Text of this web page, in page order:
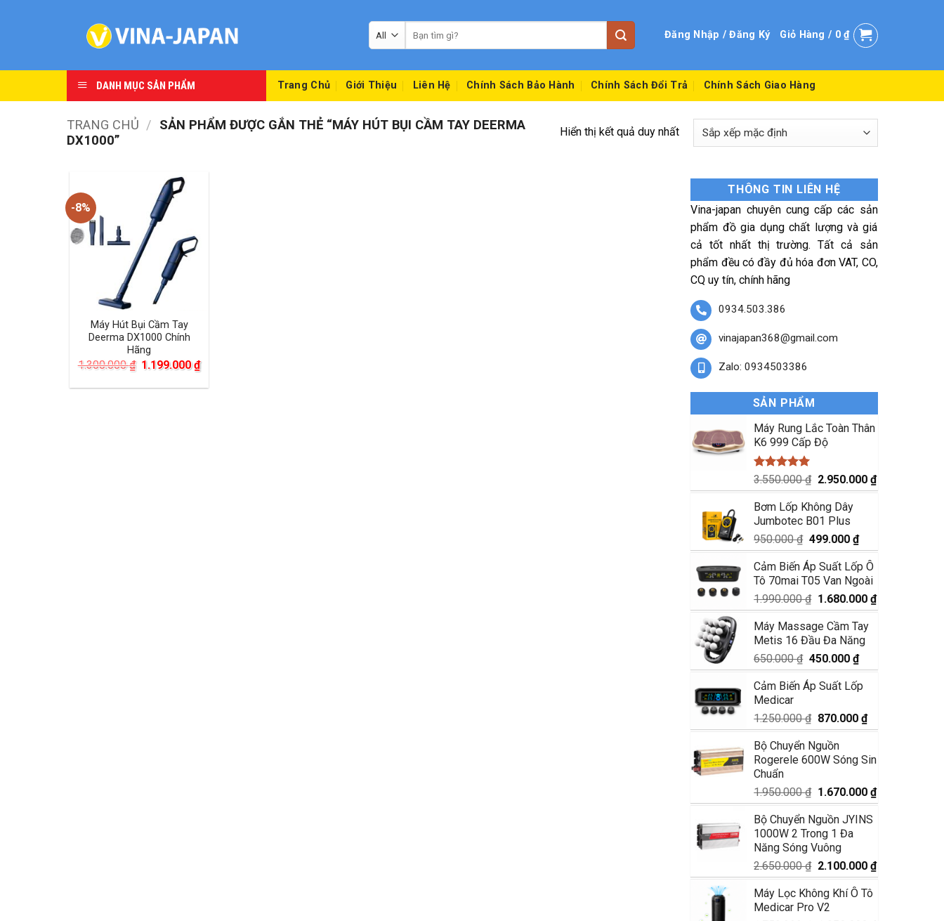
kiếm:
Đăng Nhập / Đăng Ký Giỏ Hàng / 0₫
DANH MỤC SẢN PHẨM Trang Chủ Giới Thiệu Liên Hệ Chính Sách Bảo Hành Chính Sách Đổi Trả Chính Sách Giao Hàng
TRANG CHỦ /
SẢN PHẨM ĐƯỢC GẮN THẺ “MÁY HÚT BỤI CẦM TAY DEERMA
DX1000”
Hiển thị kết quả duy nhất
-8%
Máy Hút Bụi Cầm Tay
Deerma DX1000 Chính
Hãng
1.300.000₫ Giá
là:
1.199.000₫Giá
hiện
tại
THÔNG TIN LIÊN HỆ
Vina-japan chuyên cung cấp các sản
phẩm đồ gia dụng chất lượng và giá
cả tốt nhất thị trường. Tất cả sản
phẩm đều có đầy đủ hóa đơn VAT, CO,
CQ uy tín, chính hãng
0934.503.386
vinajapan368@gmail.com
Zalo: 0934503386
SẢN PHẨM
Máy Rung Lắc Toàn Thân
K6 999 Cấp Độ
Được xếp
hạng5.00
5 sao
3.550.000₫ Giá
gốc
là:
3.550.000 ₫.
2.950.000₫Giá
hiện
Bơm Lốp Không Dây
Jumbotec B01 Plus
950.000₫ Giá
gốc
là:
950.000 ₫.
499.000₫Giá
hiện
tại
là:
499.000 ₫.
Cảm Biến Áp Suất Lốp Ô
Tô 70mai T05 Van Ngoài
1.990.000₫ Giá
gốc
là:
1.990.000 ₫.
1.680.000₫Giá
hiện
Máy Massage Cầm Tay
Metis 16 Đầu Đa Năng
650.000₫ Giá
gốc
là:
450.000₫Giá
hiện
tại
450.000 ₫.
Cảm Biến Áp Suất Lốp
Medicar
1.250.000₫ Giá
gốc
là:
1.250.000 ₫.
870.000₫Giá
hiện
là:
Bộ Chuyển Nguồn
Rogerele 600W Sóng Sin
Chuẩn
1.950.000₫ Giá
gốc
là:
1.950.000 ₫.
1.670.000₫Giá
hiện
Bộ Chuyển Nguồn JYINS
1000W 2 Trong 1 Đa
Năng Sóng Vuông
2.650.000₫ Giá
gốc
là:
2.650.000 ₫.
2.100.000₫Giá
hiện
Máy Lọc Không Khí Ô Tô
Medicar Pro V2